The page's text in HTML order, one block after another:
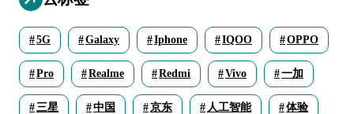
5G Galaxy Iphone IQOO OPPO
Pro Realme Redmi Vivo 一加
三星 中国 京东 人工智能 体验